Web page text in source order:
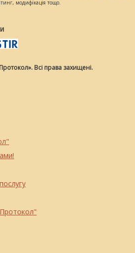
модифікація тощо.
Всі права захищені.